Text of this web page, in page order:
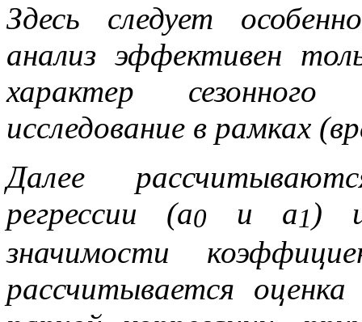
Здесь следует
анализ эффективен
характер
исследование в рамках
Далее
регрессии (a0 и a1 )
значимости
рассчитывается